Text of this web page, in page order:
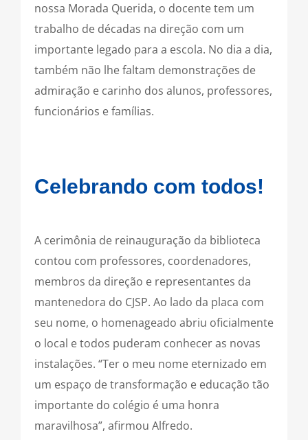
nossa Morada Querida, o docente tem um
trabalho de décadas na direção com um
importante legado para a escola. No dia a dia,
também não lhe faltam demonstrações de
admiração e carinho dos alunos, professores,
funcionários e famílias.
Celebrando com todos!
A cerimônia de reinauguração da biblioteca
contou com professores, coordenadores,
membros da direção e representantes da
mantenedora do CJSP. Ao lado da placa com
seu nome, o homenageado abriu oficialmente
o local e todos puderam conhecer as novas
instalações. “Ter o meu nome eternizado em
um espaço de transformação e educação tão
importante do colégio é uma honra
maravilhosa”, afirmou Alfredo.